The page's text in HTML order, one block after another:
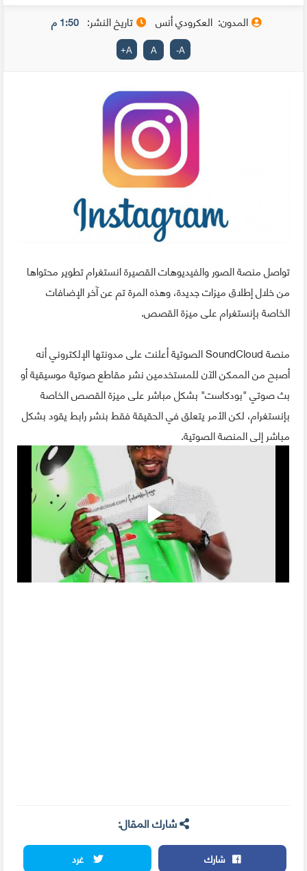
المدون: العكرودي أنس تاريخ النشر: 1:50 م
A
-
A
A
+
تواصل منصة الصور والفيديوهات القصيرة انستغرام تطوير محتواها
من خلال إطلاق ميزات جديدة، وهذه المرة تم عن آخر الإضافات
الخاصة بإنستغرام على ميزة القصص.
منصة SoundCloud الصوتية أعلنت على مدونتها الإلكتروني أنه
أصبح من الممكن الآن للمستخدمين نشر مقاطع صوتية موسيقية أو
بث صوتي "بودكاست" بشكل مباشر على ميزة القصص الخاصة
بإنستغرام، لكن الأمر يتعلق في الحقيقة فقط بنشر رابط يقود بشكل
مباشر إلى المنصة الصوتية.
شارك المقال:
شارك
غرد